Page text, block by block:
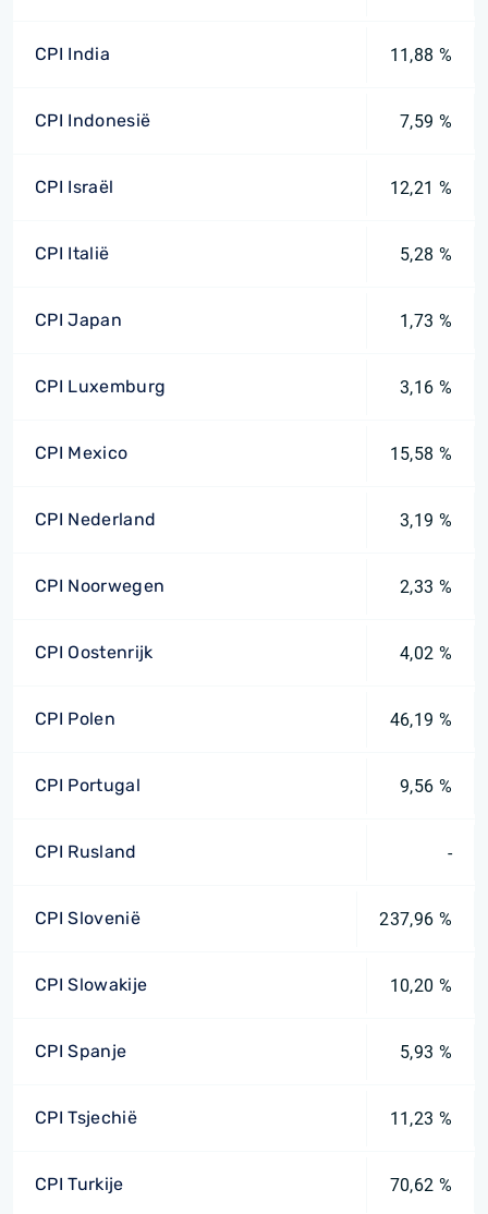
CPI India 11,88 %
CPI Indonesië 7,59 %
CPI Israël 12,21 %
CPI Italië 5,28 %
CPI Japan 1,73 %
CPI Luxemburg 3,16 %
CPI Mexico 15,58 %
CPI Nederland 3,19 %
CPI Noorwegen 2,33 %
CPI Oostenrijk 4,02 %
CPI Polen 46,19 %
CPI Portugal 9,56 %
CPI Rusland -
CPI Slovenië 237,96 %
CPI Slowakije 10,20 %
CPI Spanje 5,93 %
CPI Tsjechië 11,23 %
CPI Turkije 70,62 %